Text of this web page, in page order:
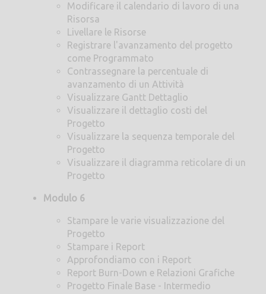
Modificare il calendario di lavoro di una
Risorsa
Livellare le Risorse
Registrare l'avanzamento del progetto
come Programmato
Contrassegnare la percentuale di
avanzamento di un Attività
Visualizzare Gantt Dettaglio
Visualizzare il dettaglio costi del
Progetto
Visualizzare la sequenza temporale del
Progetto
Visualizzare il diagramma reticolare di un
Progetto
Modulo 6
Stampare le varie visualizzazione del
Progetto
Stampare i Report
Approfondiamo con i Report
Report Burn-Down e Relazioni Grafiche
Progetto Finale Base - Intermedio